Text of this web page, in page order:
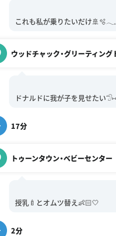
ウッドチャック・グリーティング
17分
トゥーンタウン・ベビーセンター
2分